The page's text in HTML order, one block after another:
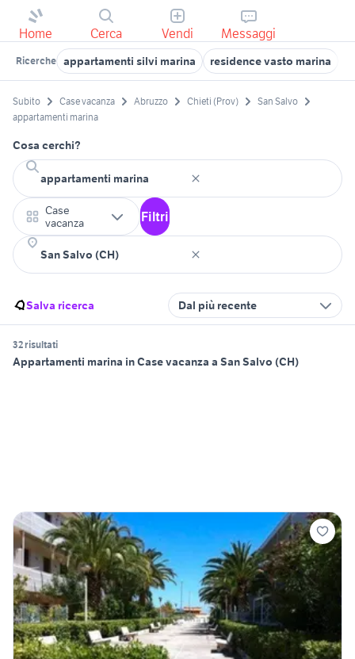
Home Cerca Vendi Messaggi
Ricerche appartamenti silvi marina residence vasto marina
Subito Case vacanza Abruzzo Chieti (Prov)
San Salvo
appartamenti marina
Cosa cerchi?
Case
vacanza
Filtri
Salva ricerca Dal più recente
32 risultati
Appartamenti marina in Case vacanza a San Salvo (CH)